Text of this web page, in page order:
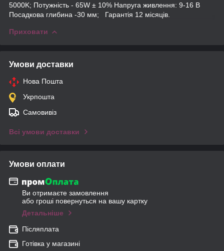
5000K; Потужність - 65W ± 10% Напруга живлення: 9-16 В
Посадкова глибина -30 мм; Гарантія 12 місяців.
Приховати
Умови доставки
Нова Пошта
Укрпошта
Самовивіз
Всі умови доставки
Умови оплати
Ви отримаєте замовлення
або гроші повернуться на вашу картку
Детальніше
Післяплата
Готівка у магазині